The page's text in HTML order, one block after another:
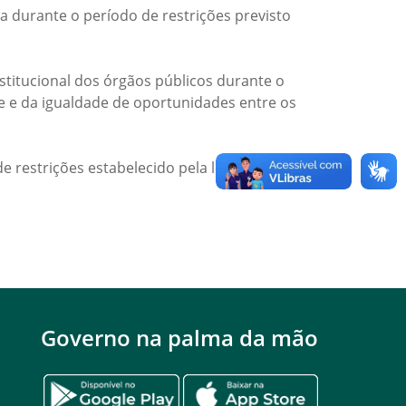
durante o período de restrições previsto
dos órgãos públicos durante o
da igualdade de oportunidades entre os
restrições estabelecido pela legislação
Governo na palma da mão